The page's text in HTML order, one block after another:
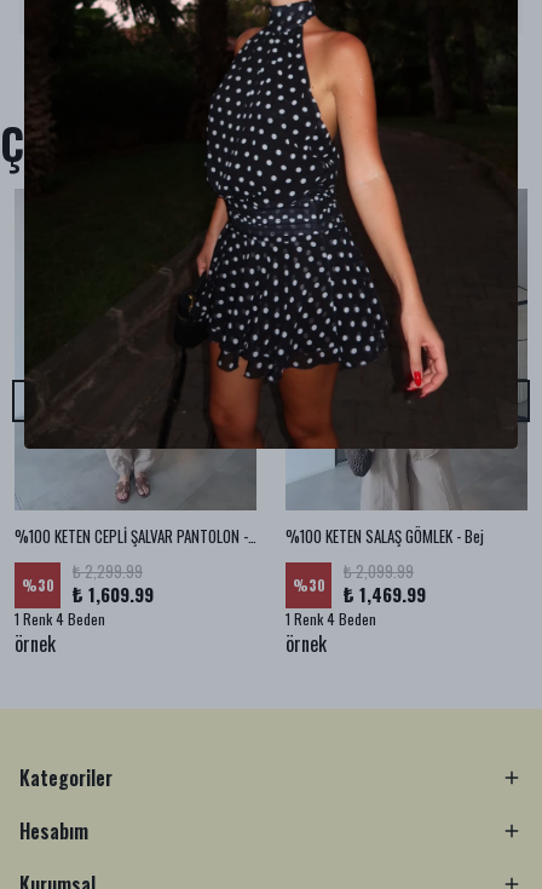
Ürün Boyu : Alt 102 cm
Çok Satanlar
%100 KETEN CEPLİ ŞALVAR PANTOLON - Bej
%30
₺ 2,299.99
₺ 1,609.99
1 Renk 4 Beden
örnek
%100 KETEN SALAŞ GÖMLEK - Bej
%30
₺ 2,099.99
₺ 1,469.99
1 Renk 4 Beden
örnek
Kategoriler
Hesabım